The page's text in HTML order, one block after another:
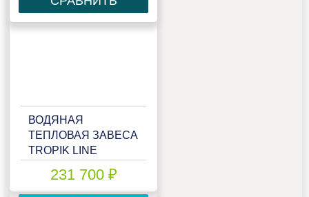
ВОДЯНАЯ
ТЕПЛОВАЯ ЗАВЕСА
TROPIK LINE
231 700 ₽